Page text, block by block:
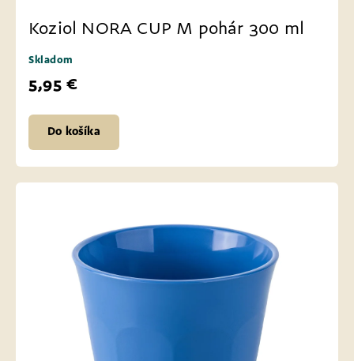
Koziol NORA CUP M pohár 300 ml
Skladom
5,95 €
Do košíka